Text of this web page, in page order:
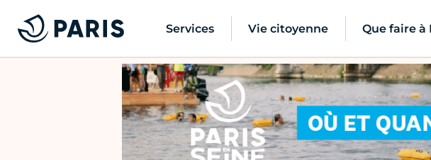
Services Vie citoyenne Que faire à